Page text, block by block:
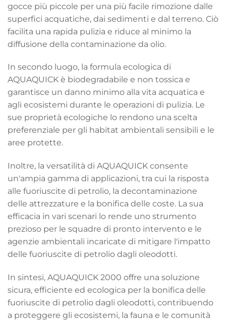
gocce più piccole per una più facile rimozione dalle
superfici acquatiche, dai sedimenti e dal terreno. Ciò
facilita una rapida pulizia e riduce al minimo la
diffusione della contaminazione da olio.
In secondo luogo, la formula ecologica di
AQUAQUICK è biodegradabile e non tossica e
garantisce un danno minimo alla vita acquatica e
agli ecosistemi durante le operazioni di pulizia. Le
sue proprietà ecologiche lo rendono una scelta
preferenziale per gli habitat ambientali sensibili e le
aree protette.
Inoltre, la versatilità di AQUAQUICK consente
un'ampia gamma di applicazioni, tra cui la risposta
alle fuoriuscite di petrolio, la decontaminazione
delle attrezzature e la bonifica delle coste. La sua
efficacia in vari scenari lo rende uno strumento
prezioso per le squadre di pronto intervento e le
agenzie ambientali incaricate di mitigare l'impatto
delle fuoriuscite di petrolio dagli oleodotti.
In sintesi, AQUAQUICK 2000 offre una soluzione
sicura, efficiente ed ecologica per la bonifica delle
fuoriuscite di petrolio dagli oleodotti, contribuendo
a proteggere gli ecosistemi, la fauna e le comunità